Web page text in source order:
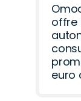
offre
euro